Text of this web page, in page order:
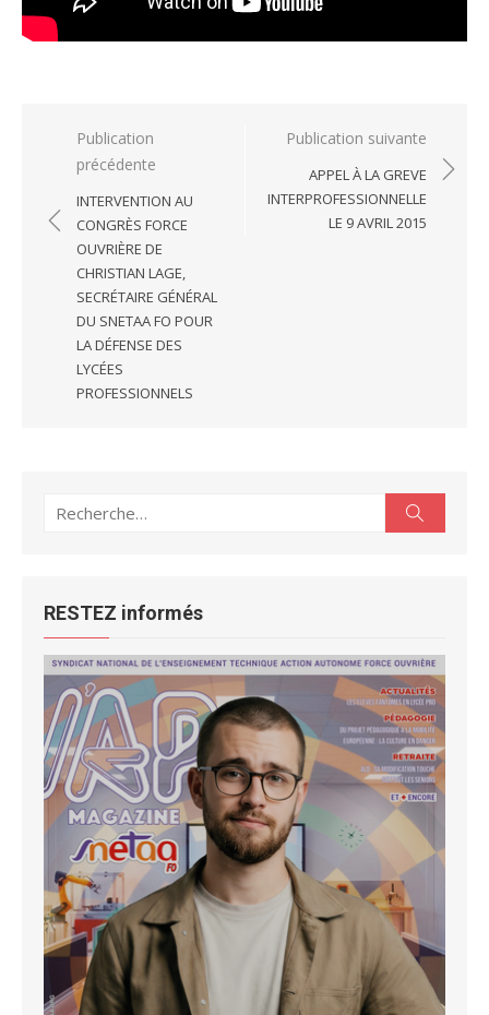
Navigation
l’article
Publication
précédente
INTERVENTION AU
CONGRÈS FORCE
OUVRIÈRE DE
CHRISTIAN LAGE,
SECRÉTAIRE GÉNÉRAL
DU SNETAA FO POUR
LA DÉFENSE DES
LYCÉES
PROFESSIONNELS
Publication suivante
APPEL À LA GREVE
INTERPROFESSIONNELLE
LE 9 AVRIL 2015
Recherche
RESTEZ informés